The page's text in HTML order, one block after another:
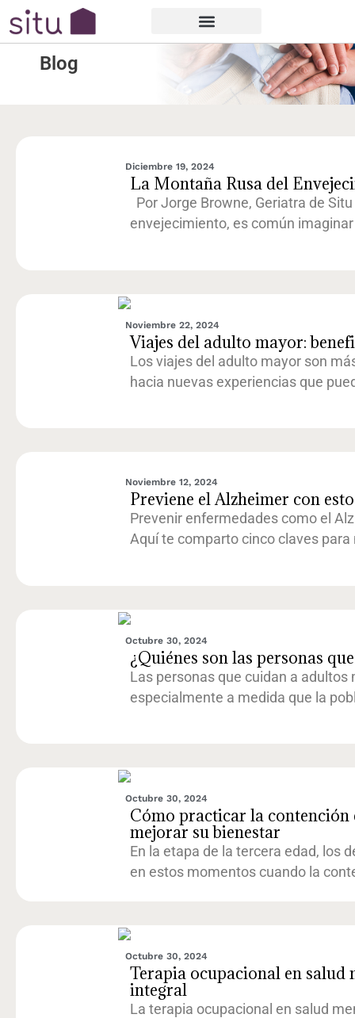
Home
Blog
Diciembre 19, 2024
La Montaña Rusa del
Por Jorge Browne, Geriatra de
envejecimiento, es común
Noviembre 22, 2024
Viajes del adulto mayor:
Los viajes del adulto mayor son
hacia nuevas experiencias que
Noviembre 12, 2024
Previene el Alzheimer con
Prevenir enfermedades como el
Aquí te comparto cinco claves
Octubre 30, 2024
¿Quiénes son las personas
Las personas que cuidan a
especialmente a medida que la
Octubre 30, 2024
Cómo practicar la contención
mejorar su bienestar
En la etapa de la tercera edad, los
en estos momentos cuando la
Octubre 30, 2024
Terapia ocupacional en salud
integral
La terapia ocupacional en salud